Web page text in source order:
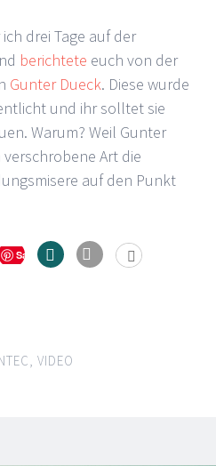
drei Tage auf der
berichtete euch von der
Gunter Dueck. Diese wurde
und ihr solltet sie
Warum? Weil Gunter
Art die
auf den Punkt
Save
VIDEO